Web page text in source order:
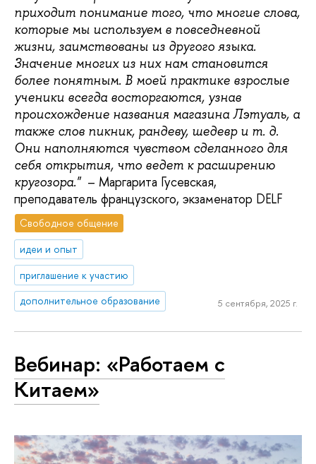
приходит понимание того, что многие слова,
которые мы используем в повседневной
жизни, заимствованы из другого языка.
Значение многих из них нам становится
более понятным. В моей практике взрослые
ученики всегда восторгаются, узнав
происхождение названия магазина Лэтуаль, а
также слов пикник, рандеву, шедевр и т. д.
Они наполняются чувством сделанного для
себя открытия, что ведет к расширению
кругозора."– Маргарита Гусевская,
преподаватель французского, экзаменатор DELF
Свободное общение
идеи и опыт
приглашение к участию
дополнительное образование
5 сентября, 2025 г.
Вебинар: «Работаем с
Китаем»